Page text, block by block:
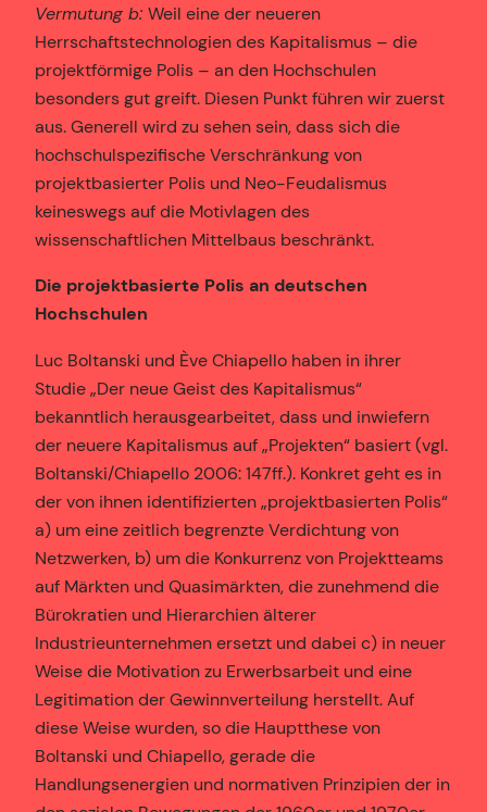
Vermutung b: Weil eine der neueren
Herrschaftstechnologien des Kapitalismus – die
projektförmige Polis – an den Hochschulen
besonders gut greift. Diesen Punkt führen wir zuerst
aus. Generell wird zu sehen sein, dass sich die
hochschulspezifische Verschränkung von
projektbasierter Polis und Neo-Feudalismus
keineswegs auf die Motivlagen des
wissenschaftlichen Mittelbaus beschränkt.
Die projektbasierte Polis an deutschen
Hochschulen
Luc Boltanski und Ève Chiapello haben in ihrer
Studie „Der neue Geist des Kapitalismus“
bekanntlich herausgearbeitet, dass und inwiefern
der neuere Kapitalismus auf „Projekten“ basiert (vgl.
Boltanski/Chiapello 2006: 147ff.). Konkret geht es in
der von ihnen identifizierten „projektbasierten Polis“
a) um eine zeitlich begrenzte Verdichtung von
Netzwerken, b) um die Konkurrenz von Projektteams
auf Märkten und Quasimärkten, die zunehmend die
Bürokratien und Hierarchien älterer
Industrieunternehmen ersetzt und dabei c) in neuer
Weise die Motivation zu Erwerbsarbeit und eine
Legitimation der Gewinnverteilung herstellt. Auf
diese Weise wurden, so die Hauptthese von
Boltanski und Chiapello, gerade die
Handlungsenergien und normativen Prinzipien der in